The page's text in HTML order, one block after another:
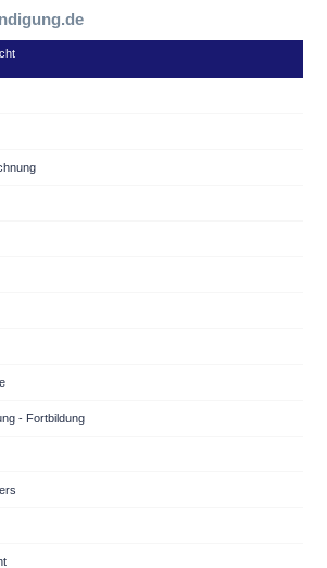
- Fortbildung